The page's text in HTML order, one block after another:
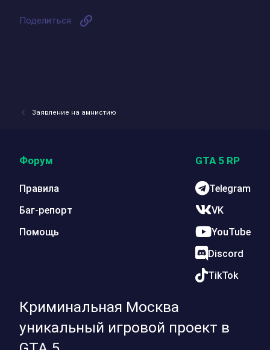
Поделиться:
Заявление на амнистию
Криминальная Москва
уникальный игровой проект в
Форум
Правила
Баг-репорт
Помощь
GTA 5 RP
Telegram
VK
YouTube
Discord
TikTok